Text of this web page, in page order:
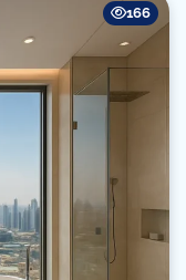
166